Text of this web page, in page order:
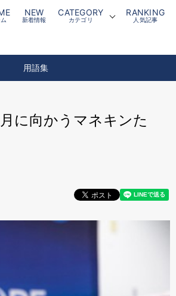
NEW
新着情報
CATEGORY
カテゴリ
RANKING
人気記事
用語集
に向かうマネキンた